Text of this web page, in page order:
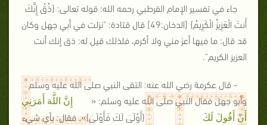
جاء في تفسير الإمام القرطبي رحمه الله: قوله تعالى: {ذُقْ إِنَّكَ
أَنتَ الْعَزِيزُ الْكَرِيمُ
} [الدخان:49] قال قتادة: "نزلت في أبي جهل وكان
قد قال: ما فيها أعز مني ولا أكرم، فلذلك قيل له: ذق إنك أنت
العزيز الكريم".
- قال عكرمة رضي الله عنه: التقى النبي صلى الله عليه وسلم
وأبو جهل فقال النبي صلى الله عليه وسلم: «
إِنَّ اللَّهَ أَمَرَنِي
أَنْ أَقُولَ لَكَ
{أَوْلَىٰ لَكَ فَأَوْلَىٰ}». فقال: بأي شيء